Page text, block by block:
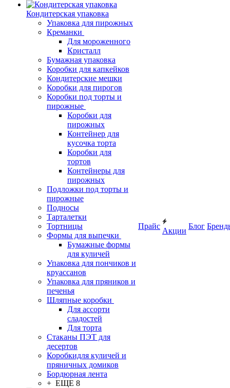
Кондитерская упаковка
Упаковка для пирожных
Креманки
Для мороженного
Кристалл
Бумажная упаковка
Коробки для капкейков
Кондитерские мешки
Коробки для пирогов
Коробки под торты и
пирожные
Коробки для
пирожных
Контейнер для
кусочка торта
Коробки для
тортов
Контейнеры для
пирожных
Подложки под торты и
пирожные
Подносы
Тарталетки
Тортницы
Формы для выпечки
Бумажные формы
для куличей
Упаковка для пончиков и
круассанов
Упаковка для пряников и
печенья
Шляпные коробки
Для ассорти
сладостей
Для торта
Стаканы ПЭТ для
десертов
Коробкидля куличей и
пряничных домиков
Бордюрная лента
+ ЕЩЕ 8
Прайс
Акции
Блог